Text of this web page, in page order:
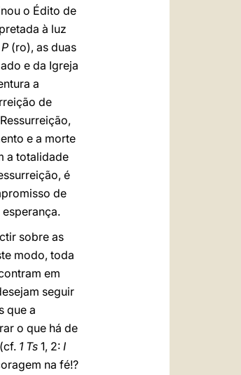
o Édito de
à luz
P (ro), as duas
e da Igreja
a
de
e a morte
a totalidade
é
de
sobre as
modo, toda
em
seguir
que a
o que há de
1 Ts 1, 2: I
na fé!?